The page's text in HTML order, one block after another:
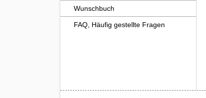
Wunschbuch
FAQ, Häufig gestellte Fragen